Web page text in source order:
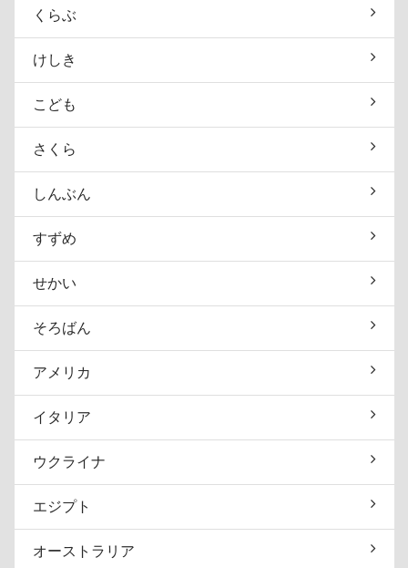
くらぶ
けしき
こども
さくら
しんぶん
すずめ
せかい
そろばん
アメリカ
イタリア
ウクライナ
エジプト
オーストラリア